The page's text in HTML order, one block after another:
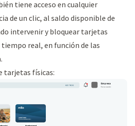
tiene acceso en cualquier
de un clic, al saldo disponible de
intervenir y bloquear tarjetas
real, en función de las
tarjetas físicas: